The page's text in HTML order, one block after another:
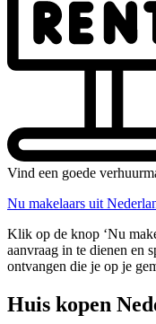
Vind een goede
Nu makelaars uit
Klik op de knop ‘Nu
aanvraag in te dienen en
ontvangen die je op je
Huis kopen